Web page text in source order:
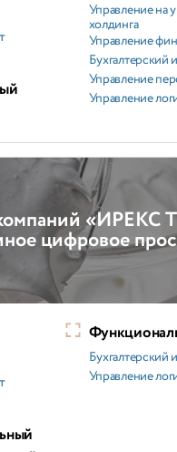
Управление на
холдинга
Управление
Бухгалтерский
Управление
Управление
«ИРЕКС
цифровое
Бухгалтерский
Управление